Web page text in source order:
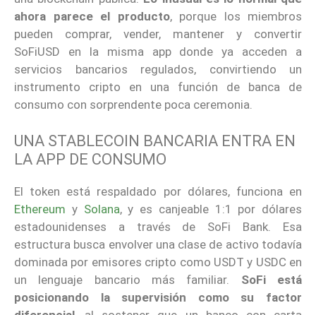
ahora parece el producto, porque los miembros
pueden comprar, vender, mantener y convertir
SoFiUSD en la misma app donde ya acceden a
servicios bancarios regulados, convirtiendo un
instrumento cripto en una función de banca de
consumo con sorprendente poca ceremonia.
UNA STABLECOIN BANCARIA ENTRA EN
LA APP DE CONSUMO
El token está respaldado por dólares, funciona en
Ethereum y Solana, y es canjeable 1:1 por dólares
estadounidenses a través de SoFi Bank. Esa
estructura busca envolver una clase de activo todavía
dominada por emisores cripto como USDT y USDC en
un lenguaje bancario más familiar. SoFi está
posicionando la supervisión como su factor